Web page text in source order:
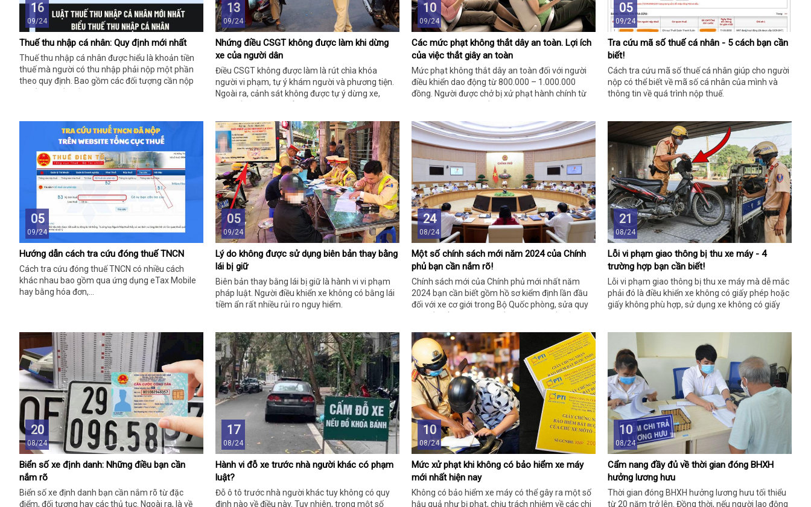
16
09/24
Thuế thu nhập cá nhân: Quy định mới nhất
Thuế thu nhập cá nhân được hiểu là khoản tiền
thuế mà người có thu nhập phải nộp một phần
theo quy định. Bao gồm các đối tượng cần nộp
13
09/24
Nhứng điều CSGT không được làm khi dừng
xe của người dân
Điều CSGT không được làm là rút chìa khóa
người vi phạm, tự ý khám người và phương tiện.
Ngoài ra, cảnh sát không được tự ý dừng xe,
10
09/24
Các mức phạt không thắt dây an toàn. Lợi ích
của việc thắt giây an toàn
Mức phạt không thắt dây an toàn đối với người
điều khiển dao động từ 800.000 – 1.000.000
đồng. Người được chở bị xử phạt hành chính từ
05
09/24
Tra cứu mã số thuế cá nhân - 5 cách bạn cần
biết!
Cách tra cứu mã số thuế cá nhân giúp cho người
nộp có thể biết về mã số cá nhân của mình và
thông tin về quá trình nộp thuế.
05
09/24
Hướng dẫn cách tra cứu đóng thuế TNCN
Cách tra cứu đóng thuế TNCN có nhiều cách
khác nhau bao gồm qua ứng dụng eTax Mobile
hay bằng hóa đơn,…
05
09/24
Lý do không được sử dụng biên bản thay bằng
lái bị giữ
Biên bản thay bằng lái bị giữ là hành vi vi phạm
pháp luật. Người điều khiển xe không có bằng lái
tiềm ẩn rất nhiều rủi ro nguy hiểm.
24
08/24
Một số chính sách mới năm 2024 của Chính
phủ bạn cần nắm rõ!
Chính sách mới của Chính phủ mới nhất năm
2024 bạn cần biết gồm hồ sơ kiểm định lần đầu
đối với xe cơ giới trong Bộ Quốc phòng, sửa quy
21
08/24
Lỗi vi phạm giao thông bị thu xe máy - 4
trường hợp bạn cần biết!
Lỗi vi phạm giao thông bị thu xe máy mà dễ mắc
phải đó là điều khiển xe không có giấy phép hoặc
giấy không phù hợp, sử dụng xe không có giấy
20
08/24
Biển số xe định danh: Những điều bạn cần
nắm rõ
Biển số xe định danh bạn cần nắm rõ từ đặc
điểm, đối tượng hay các thủ tục. Ngoài ra, là về
17
08/24
Hành vi đỗ xe trước nhà người khác có phạm
luật?
Đỗ ô tô trước nhà người khác tuy không có quy
định nào về điều này. Tuy nhiên, trong một số
10
08/24
Mức xử phạt khi không có bảo hiểm xe máy
mới nhất hiện nay
Không có bảo hiểm xe máy có thể gây ra một số
hậu quả như bị phạt, chịu trách nhiệm về các chi
10
08/24
Cẩm nang đầy đủ về thời gian đóng BHXH
hưởng lương hưu
Thời gian đóng BHXH hưởng lương hưu tối thiểu
từ 20 năm trở lên. Đồng thời, nếu người lao động